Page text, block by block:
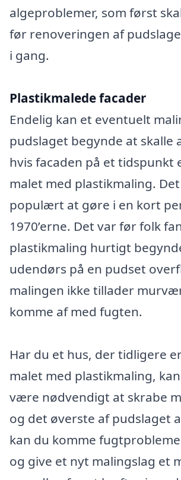
algeproblemer, som først
før renoveringen af
i gang.
Plastikmalede facader
Endelig kan et eventuelt
pudslaget begynde at skalle
hvis facaden på et tidspunkt
malet med plastikmaling.
populært at gøre i en kort
1970’erne. Det var før folk
plastikmaling hurtigt
udendørs på en pudset
malingen ikke tillader
komme af med fugten.
Har du et hus, der tidligere
malet med plastikmaling,
være nødvendigt at skrabe
og det øverste af pudslaget
kan du komme
og give et nyt malingslag et